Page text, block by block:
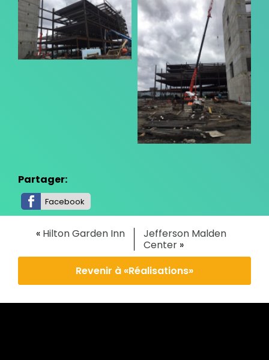
Partager:
Facebook
« Hilton Garden Inn
Jefferson Malden
Center »
Revenir à «Réalisations»